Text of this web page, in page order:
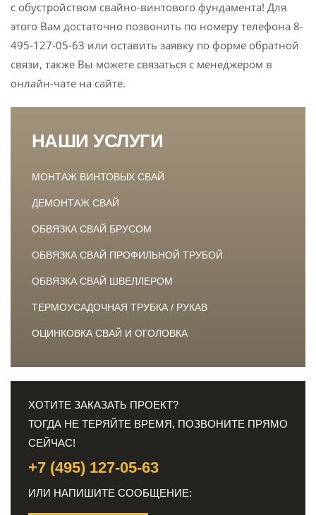
с обустройством свайно-винтового фундамента! Для
этого Вам достаточно позвонить по номеру телефона 8-
495-127-05-63 или оставить заявку по форме обратной
связи, также Вы можете связаться с менеджером в
онлайн-чате на сайте.
НАШИ УСЛУГИ
МОНТАЖ ВИНТОВЫХ СВАЙ
ДЕМОНТАЖ СВАЙ
ОБВЯЗКА СВАЙ БРУСОМ
ОБВЯЗКА СВАЙ ПРОФИЛЬНОЙ ТРУБОЙ
ОБВЯЗКА СВАЙ ШВЕЛЛЕРОМ
ТЕРМОУСАДОЧНАЯ ТРУБКА / РУКАВ
ОЦИНКОВКА СВАЙ И ОГОЛОВКА
ХОТИТЕ ЗАКАЗАТЬ ПРОЕКТ?
ТОГДА НЕ ТЕРЯЙТЕ ВРЕМЯ, ПОЗВОНИТЕ ПРЯМО
СЕЙЧАС!
+7 (495) 127-05-63
ИЛИ НАПИШИТЕ СООБЩЕНИЕ: